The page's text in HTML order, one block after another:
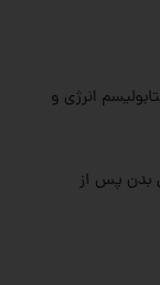
انرژی و
بدن پس از